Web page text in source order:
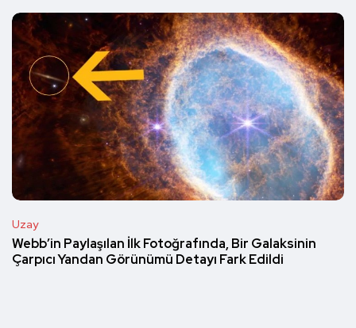
Uzay
Webb’in Paylaşılan İlk Fotoğrafında, Bir Galaksinin
Çarpıcı Yandan Görünümü Detayı Fark Edildi